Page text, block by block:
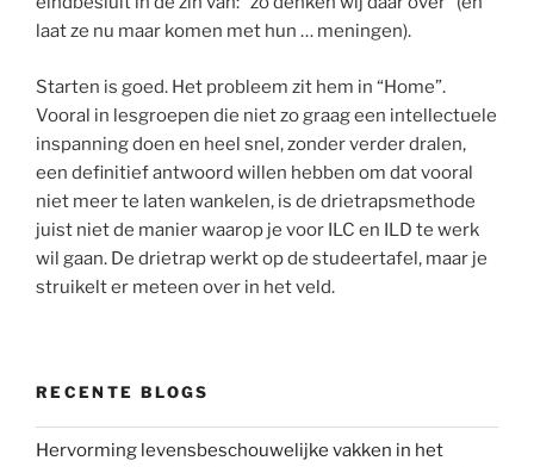
laat ze nu maar komen met hun … meningen).
Starten is goed. Het probleem zit hem in “Home”.
Vooral in lesgroepen die niet zo graag een intellectuele
inspanning doen en heel snel, zonder verder dralen,
een definitief antwoord willen hebben om dat vooral
niet meer te laten wankelen, is de drietrapsmethode
juist niet de manier waarop je voor ILC en ILD te werk
wil gaan. De drietrap werkt op de studeertafel, maar je
struikelt er meteen over in het veld.
RECENTE BLOGS
Hervorming levensbeschouwelijke vakken in het